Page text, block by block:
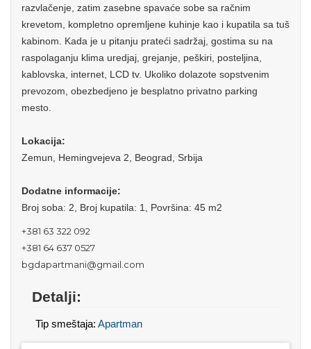
razvlačenje, zatim zasebne spavaće sobe sa račnim
krevetom, kompletno opremljene kuhinje kao i kupatila sa tuš
kabinom. Kada je u pitanju prateći sadržaj, gostima su na
raspolaganju klima uredjaj, grejanje, peškiri, posteljina,
kablovska, internet, LCD tv. Ukoliko dolazote sopstvenim
prevozom, obezbedjeno je besplatno privatno parking
mesto.
Lokacija:
Zemun, Hemingvejeva 2, Beograd, Srbija
Dodatne informacije:
Broj soba: 2, Broj kupatila: 1, Površina: 45 m2
+381 63 322 092
+381 64 637 0527
bgdapartmani@gmail.com
Detalji:
Tip smeštaja: Apartman